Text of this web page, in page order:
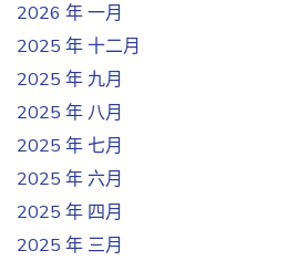
2026 年 一月
2025 年 十二月
2025 年 九月
2025 年 八月
2025 年 七月
2025 年 六月
2025 年 四月
2025 年 三月